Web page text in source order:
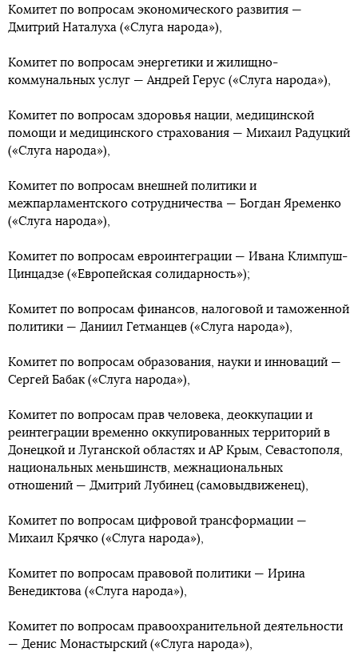
Комитет по вопросам экономического развития —
Дмитрий Наталуха («Слуга народа»),
Комитет по вопросам энергетики и жилищно-
коммунальных услуг — Андрей Герус («Слуга народа»),
Комитет по вопросам здоровья нации, медицинской
помощи и медицинского страхования — Михаил Радуцкий
(«Слуга народа»),
Комитет по вопросам внешней политики и
межпарламентского сотрудничества — Богдан Яременко
(«Слуга народа»),
Комитет по вопросам евроинтеграции — Ивана Климпуш-
Цинцадзе («Европейская солидарность»);
Комитет по вопросам финансов, налоговой и таможенной
политики — Даниил Гетманцев («Слуга народа»),
Комитет по вопросам образования, науки и инноваций —
Сергей Бабак («Слуга народа»),
Комитет по вопросам прав человека, деоккупации и
реинтеграции временно оккупированных территорий в
Донецкой и Луганской областях и АР Крым, Севастополя,
национальных меньшинств, межнациональных
отношений — Дмитрий Лубинец (самовыдвиженец),
Комитет по вопросам цифровой трансформации —
Михаил Крячко («Слуга народа»),
Комитет по вопросам правовой политики — Ирина
Венедиктова («Слуга народа»),
Комитет по вопросам правоохранительной деятельности
— Денис Монастырский («Слуга народа»),